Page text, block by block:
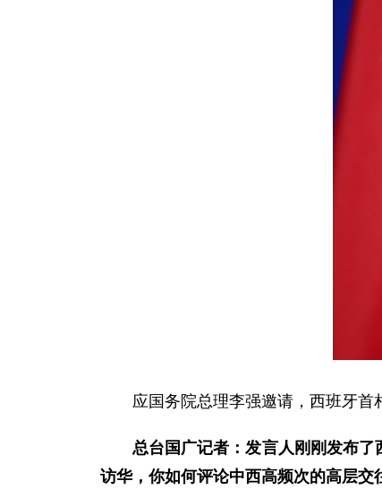
应国务院总理李强邀请，西班牙首
总台国广记者：发言人刚刚发布
访华，你如何评论中西高频次的高层交